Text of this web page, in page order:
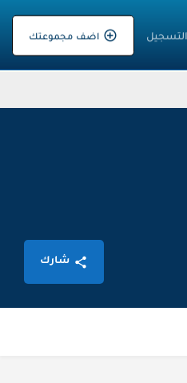
التسجيل اضف مجموعتك
شارك